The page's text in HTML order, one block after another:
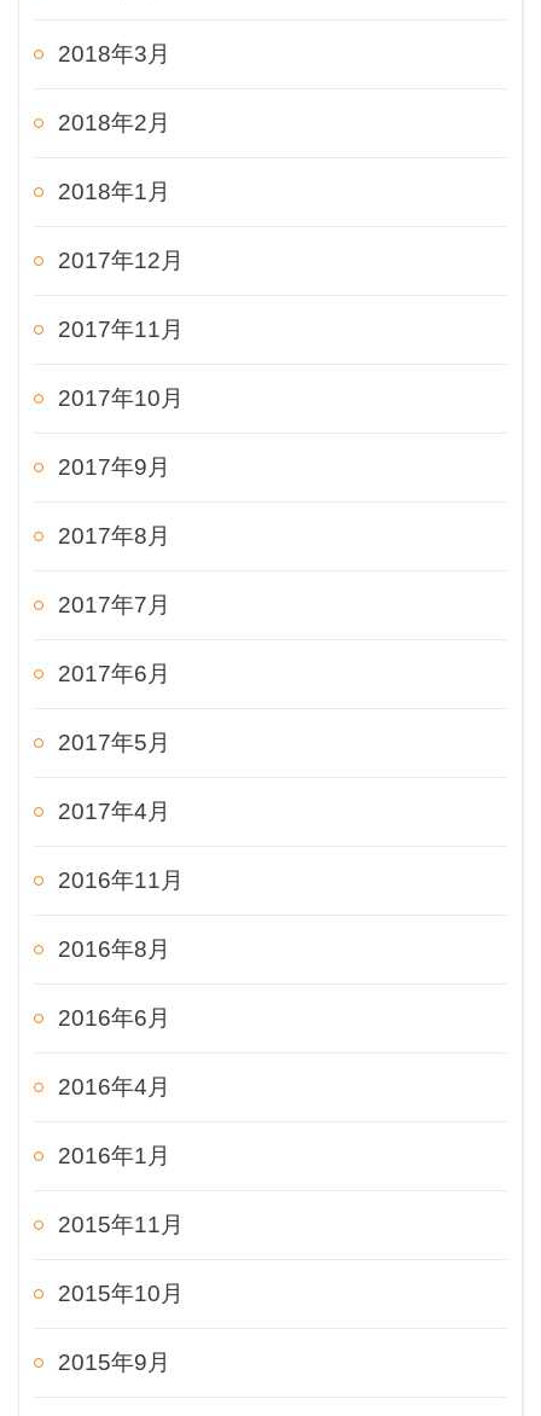
2018年3月
2018年2月
2018年1月
2017年12月
2017年11月
2017年10月
2017年9月
2017年8月
2017年7月
2017年6月
2017年5月
2017年4月
2016年11月
2016年8月
2016年6月
2016年4月
2016年1月
2015年11月
2015年10月
2015年9月